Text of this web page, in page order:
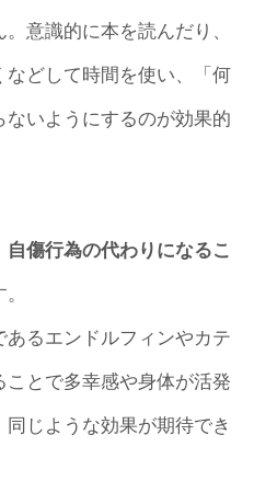
意識的に本を読んだり、
どして時間を使い、「何
ないようにするのが効果的
自傷行為の代わりになるこ
るエンドルフィンやカテ
とで多幸感や身体が活発
じような効果が期待でき